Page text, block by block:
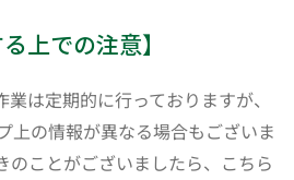
上での注意】
は定期的に行っておりますが、
上の情報が異なる場合もございま
のことがございましたら、こちら